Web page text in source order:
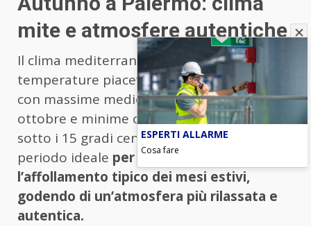
mite e atmosfere autentiche
Il clima mediterraneo di Palermo favorisce
temperature piacevoli anche in autunno,
con massime medie intorno ai 23 gradi a
ottobre e minime che raramente scendono
sotto i 15 gradi centigradi. Questo rende il
periodo ideale per visitare la città senza
l’affollamento tipico dei mesi estivi,
godendo di un’atmosfera più rilassata e
autentica.
ESPERTI ALLARME
Cosa fare